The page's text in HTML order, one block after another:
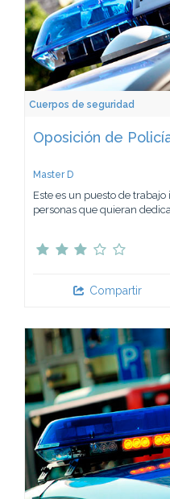
Cuerpos de seguridad
Oposición de
Master D
Este es un puesto de
personas que quieran
Compartir